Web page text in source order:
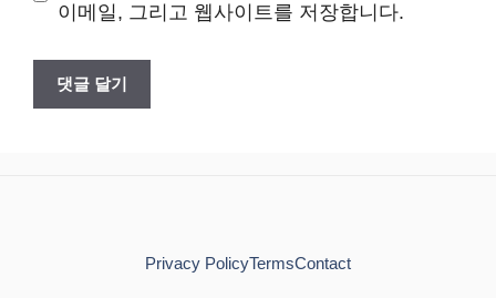
이메일, 그리고 웹사이트를 저장합니다.
Privacy PolicyTermsContact